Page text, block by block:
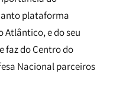
plataforma
Atlântico, e do seu
faz do Centro do
Nacional parceiros